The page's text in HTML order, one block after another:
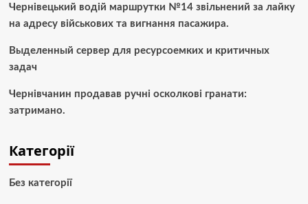
Чернівецький водій маршрутки №14 звільнений за лайку
на адресу військових та вигнання пасажира.
Выделенный сервер для ресурсоемких и критичных
задач
Чернівчанин продавав ручні осколкові гранати:
затримано.
Категорії
Без категорії